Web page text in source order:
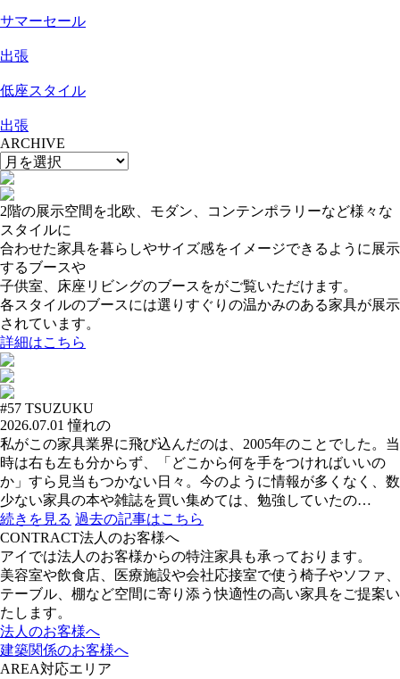
サマーセール
出張
低座スタイル
出張
ARCHIVE
2階の展示空間を北欧、モダン、コンテンポラリーなど様々な
スタイルに
合わせた家具を暮らしやサイズ感をイメージできるように展示
するブースや
子供室、床座リビングのブースをがご覧いただけます。
各スタイルのブースには選りすぐりの温かみのある家具が展示
されています。
詳細はこちら
#57 TSUZUKU
2026.07.01 憧れの
私がこの家具業界に飛び込んだのは、2005年のことでした。当
時は右も左も分からず、「どこから何を手をつければいいの
か」すら見当もつかない日々。今のように情報が多くなく、数
少ない家具の本や雑誌を買い集めては、勉強していたの…
続きを見る 過去の記事はこちら
CONTRACT法人のお客様へ
アイでは法人のお客様からの特注家具も承っております。
美容室や飲食店、医療施設や会社応接室で使う椅子やソファ、
テーブル、棚など空間に寄り添う快適性の高い家具をご提案い
たします。
法人のお客様へ
建築関係のお客様へ
AREA対応エリア